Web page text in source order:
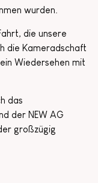
wurden.
die unsere
die Kameradschaft
Wiedersehen mit
das
der NEW AG
großzügig